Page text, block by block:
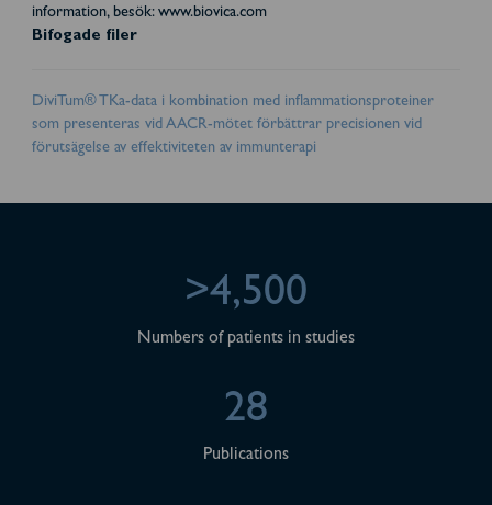
information, besök: www.biovica.com
Bifogade filer
DiviTum® TKa-data i kombination med inflammationsproteiner
som presenteras vid AACR-mötet förbättrar precisionen vid
förutsägelse av effektiviteten av immunterapi
>4,500
Numbers of patients in studies
28
Publications